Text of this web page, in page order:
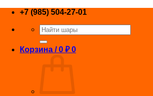
Skip
content
+7 (985) 504-27-01
Искать:
Корзина /0 ₽ 0